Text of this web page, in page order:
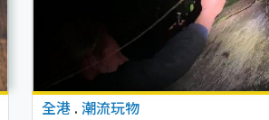
全港 .潮流玩物